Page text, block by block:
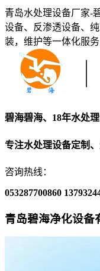
青岛水处理设备厂家-
设备、反渗透设备、
装，维护等一体化服务
碧海碧海、18年水处
专注水处理设备定制
咨询热线：
053287700860
青岛碧海净化设备